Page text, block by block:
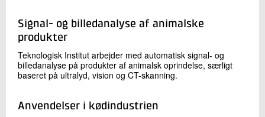
Signal- og billedanalyse af animalske
produkter
Teknologisk Institut arbejder med automatisk signal- og
billedanalyse på produkter af animalsk oprindelse, særligt
baseret på ultralyd, vision og CT-skanning.
Anvendelser i kødindustrien